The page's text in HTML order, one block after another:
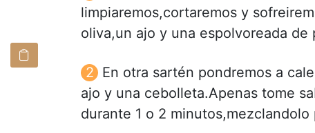
limpiaremos,cortaremos y
oliva,un ajo y una espolvoreada
En otra sartén pondremos a
ajo y una cebolleta.Apenas tome
durante 1 o 2